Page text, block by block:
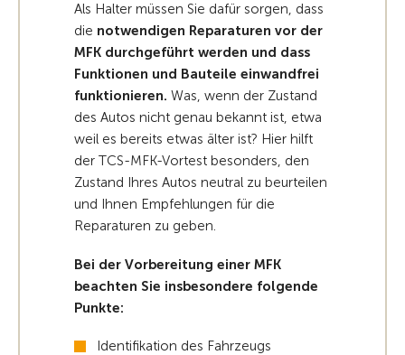
Als Halter müssen Sie dafür sorgen, dass
die notwendigen Reparaturen vor der
MFK durchgeführt werden und dass
Funktionen und Bauteile einwandfrei
funktionieren. Was, wenn der Zustand
des Autos nicht genau bekannt ist, etwa
weil es bereits etwas älter ist? Hier hilft
der TCS-MFK-Vortest besonders, den
Zustand Ihres Autos neutral zu beurteilen
und Ihnen Empfehlungen für die
Reparaturen zu geben.
Bei der Vorbereitung einer MFK
beachten Sie insbesondere folgende
Punkte:
Identifikation des Fahrzeugs